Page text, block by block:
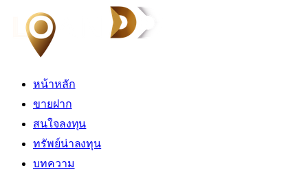
หน้าหลัก
ขายฝาก
สนใจลงทุน
ทรัพย์น่าลงทุน
บทความ